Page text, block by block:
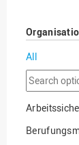
All
Search
option